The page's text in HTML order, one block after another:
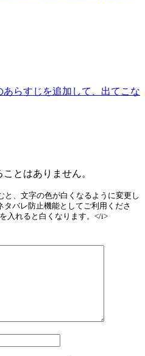
あらすじを追加して、出てこな
とはありません。
、文字の色が白くなるように変更し
タバレ防止機能としてご利用くださ
入れると白くなります。</i>